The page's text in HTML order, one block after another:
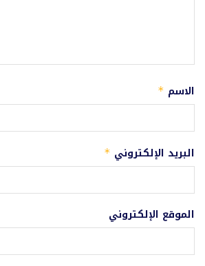
الاسم *
البريد الإلكتروني *
الموقع الإلكتروني